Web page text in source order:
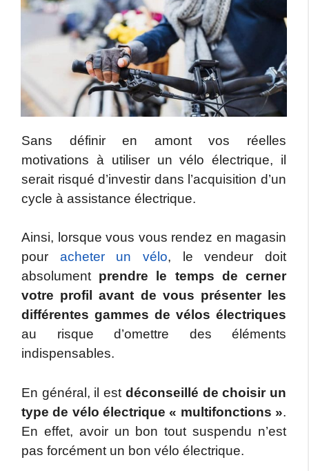
Sans définir en amont vos réelles
motivations à utiliser un vélo électrique, il
serait risqué d’investir dans l’acquisition d’un
cycle à assistance électrique.
Ainsi, lorsque vous vous rendez en magasin
pour acheter un vélo, le vendeur doit
absolument prendre le temps de cerner
votre profil avant de vous présenter les
différentes gammes de vélos électriques
au risque d’omettre des éléments
indispensables.
En général, il est déconseillé de choisir un
type de vélo électrique « multifonctions ».
En effet, avoir un bon tout suspendu n’est
pas forcément un bon vélo électrique.